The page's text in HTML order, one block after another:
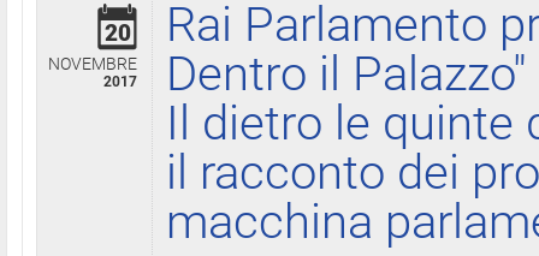
20
NOVEMBRE
2017
Rai Parlamento
Dentro il Palazzo"
Il dietro le quinte
il racconto dei
macchina